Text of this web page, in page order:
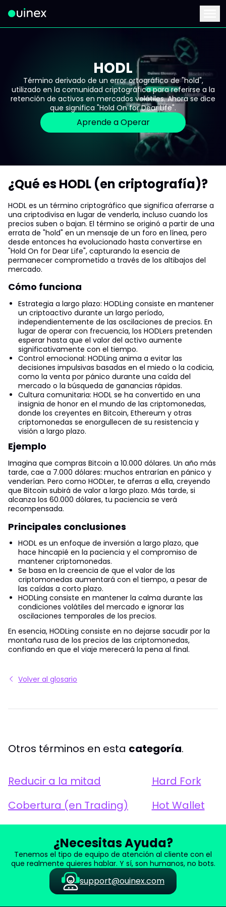
Este es el logo y al hacer clic te redirige a la página de inicio
HODL
Término derivado de un error ortográfico de "hold",
utilizado en la comunidad criptográfica para referirse a la
retención de activos en mercados volátiles. Ahora se dice
que significa "Hold On for Dear Life".
Aprende a Operar
¿Qué es HODL (en criptografía)?
HODL es un término criptográfico que significa aferrarse a
una criptodivisa en lugar de venderla, incluso cuando los
precios suben o bajan. El término se originó a partir de una
errata de "hold" en un mensaje de un foro en línea, pero
desde entonces ha evolucionado hasta convertirse en
"Hold On for Dear Life", capturando la esencia de
permanecer comprometido a través de los altibajos del
mercado.
Cómo funciona
Estrategia a largo plazo: HODLing consiste en mantener
un criptoactivo durante un largo período,
independientemente de las oscilaciones de precios. En
lugar de operar con frecuencia, los HODLers pretenden
esperar hasta que el valor del activo aumente
significativamente con el tiempo.
Control emocional: HODLing anima a evitar las
decisiones impulsivas basadas en el miedo o la codicia,
como la venta por pánico durante una caída del
mercado o la búsqueda de ganancias rápidas.
Cultura comunitaria: HODL se ha convertido en una
insignia de honor en el mundo de las criptomonedas,
donde los creyentes en Bitcoin, Ethereum y otras
criptomonedas se enorgullecen de su resistencia y
visión a largo plazo.
Ejemplo
Imagina que compras Bitcoin a 10.000 dólares. Un año más
tarde, cae a 7.000 dólares: muchos entrarían en pánico y
venderían. Pero como HODLer, te aferras a ella, creyendo
que Bitcoin subirá de valor a largo plazo. Más tarde, si
alcanza los 60.000 dólares, tu paciencia se verá
recompensada.
Principales conclusiones
HODL es un enfoque de inversión a largo plazo, que
hace hincapié en la paciencia y el compromiso de
mantener criptomonedas.
Se basa en la creencia de que el valor de las
criptomonedas aumentará con el tiempo, a pesar de
las caídas a corto plazo.
HODLing consiste en mantener la calma durante las
condiciones volátiles del mercado e ignorar las
oscilaciones temporales de los precios.
En esencia, HODLing consiste en no dejarse sacudir por la
montaña rusa de los precios de las criptomonedas,
confiando en que el viaje merecerá la pena al final.
Volver al glosario
Otros términos en esta categoría.
Reducir a la mitad
Hard Fork
Cobertura (en Trading)
Hot Wallet
¿Necesitas Ayuda?
Tenemos el tipo de equipo de atención al cliente con el
que realmente quieres hablar. Y sí, son humanos, no bots.
support@ouinex.com